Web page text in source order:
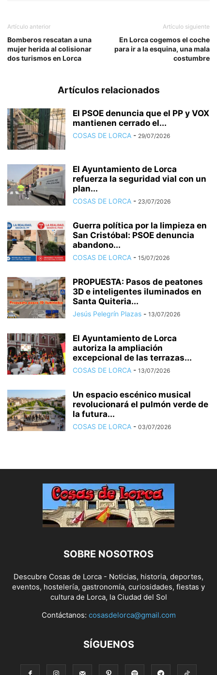
Artículo anterior
Bomberos rescatan a una
mujer herida al colisionar
dos turismos en Lorca
Artículo siguiente
En Lorca cogemos el coche
para ir a la esquina, una mala
costumbre
Artículos relacionados
El PSOE denuncia que el PP y VOX
mantienen cerrado el...
COSAS DE LORCA - 29/07/2026
El Ayuntamiento de Lorca
refuerza la seguridad vial con un
plan...
COSAS DE LORCA - 23/07/2026
Guerra política por la limpieza en
San Cristóbal: PSOE denuncia
abandono...
COSAS DE LORCA - 15/07/2026
PROPUESTA: Pasos de peatones
3D e inteligentes iluminados en
Santa Quiteria...
Jesús Pelegrín Plazas - 13/07/2026
El Ayuntamiento de Lorca
autoriza la ampliación
excepcional de las terrazas...
COSAS DE LORCA - 13/07/2026
Un espacio escénico musical
revolucionará el pulmón verde de
la futura...
COSAS DE LORCA - 03/07/2026
SOBRE NOSOTROS
Descubre Cosas de Lorca - Noticias, historia, deportes,
eventos, hostelería, gastronomía, curiosidades, fiestas y
cultura de Lorca, la Ciudad del Sol
Contáctanos: cosasdelorca@gmail.com
SÍGUENOS